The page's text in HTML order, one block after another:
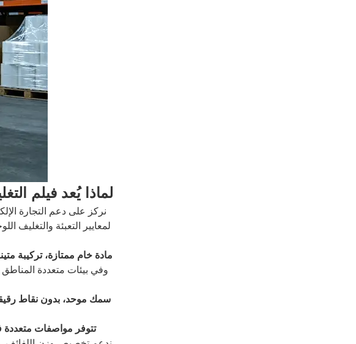
لماذا يُعد فيلم
نركز على دعم التجارة
لمعايير التعبئة والتغليف
مادة خام ممتازة، تركيبة
وفي بيئات متعددة
سمك موحد، بدون نقاط
تتوفر مواصفات